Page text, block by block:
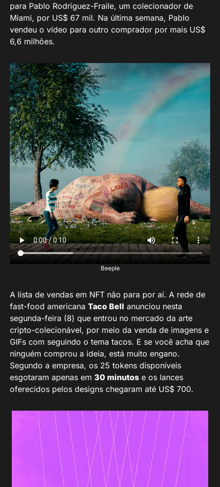
para Pablo Rodriguez-Fraile, um colecionador de
Miami, por US$ 67 mil. Na última semana, Pablo
vendeu o vídeo para outro comprador por mais US$
6,6 milhões.
Beeple
A lista de vendas em NFT não para por aí. A rede de
fast-food americana Taco Bell anunciou nesta
segunda-feira (8) que entrou no mercado da arte
cripto-colecionável, por meio da venda de imagens e
GIFs com seguindo o tema tacos. E se você acha que
ninguém comprou a ideia, está muito engano.
Segundo a empresa, os 25 tokens disponíveis
esgotaram apenas em 30 minutos e os lances
oferecidos pelos designs chegaram até US$ 700.